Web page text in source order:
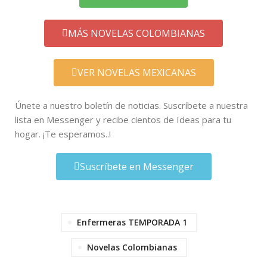
MÁS NOVELAS COLOMBIANAS
VER NOVELAS MEXICANAS
Únete a nuestro boletín de noticias. Suscríbete a nuestra
lista en Messenger y recibe cientos de Ideas para tu
hogar. ¡Te esperamos..!
Suscríbete en Messenger
Enfermeras TEMPORADA 1
Novelas Colombianas